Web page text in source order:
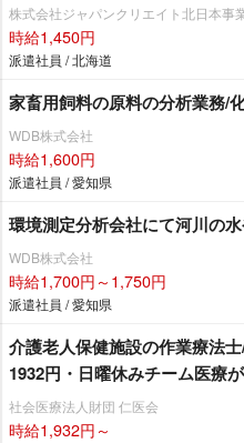
株式会社ジャパンクリエイト北日本事
時給1,450円
派遣社員 / 北海道
家畜用飼料の原料の分析業務/
WDB株式会社
時給1,600円
派遣社員 / 愛知県
環境測定分析会社にて河川の
WDB株式会社
時給1,700円～1,750円
派遣社員 / 愛知県
介護老人保健施設の作業療法
1932円・日曜休みチーム医療
社会医療法人財団 仁医会
時給1,932円～